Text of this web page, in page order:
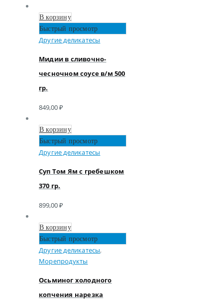
В корзину
Быстрый просмотр
Другие деликатесы
Мидии в сливочно-
чесночном соусе в/м 500
гр.
849,00₽
В корзину
Быстрый просмотр
Другие деликатесы
Суп Том Ям с гребешком
370 гр.
899,00₽
В корзину
Быстрый просмотр
Другие деликатесы,
Морепродукты
Осьминог холодного
копчения нарезка